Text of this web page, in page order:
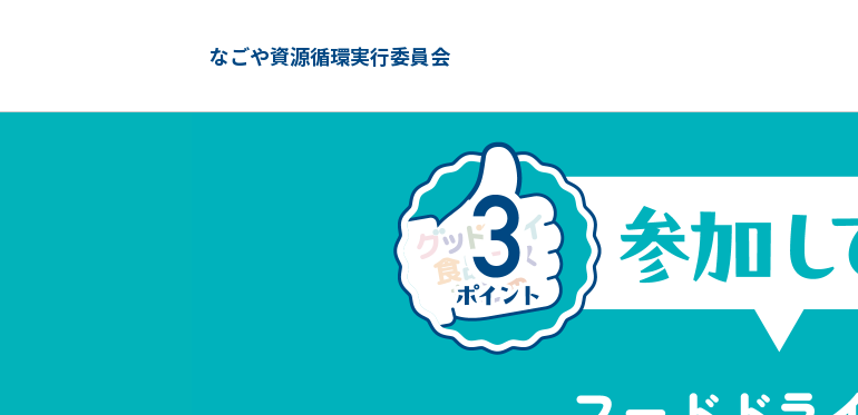
なごや資源循環実行委員会